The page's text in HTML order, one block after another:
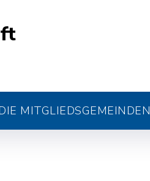
MITGLIEDSGEMEINDEN